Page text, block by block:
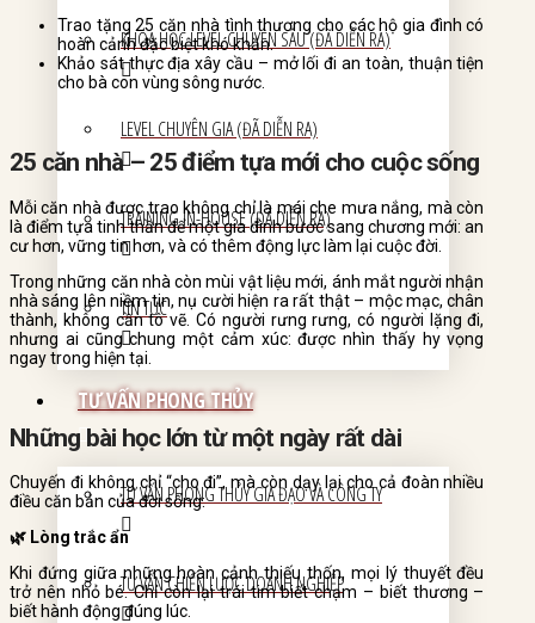
KHÓA HỌC LEVEL CHUYÊN SÂU (ĐÃ DIỄN RA)
LEVEL CHUYÊN GIA (ĐÃ DIỄN RA)
TRAINING IN-HOUSE (ĐÃ DIỄN RA)
TIN TỨC
TƯ VẤN PHONG THỦY
TƯ VẤN PHONG THỦY GIA ĐẠO VÀ CÔNG TY
TƯ VẤN CHIẾN LƯỢC DOANH NGHIỆP
Trao tặng 25 căn nhà tình thương cho các hộ gia đình có
hoàn cảnh đặc biệt khó khăn.
Khảo sát thực địa xây cầu – mở lối đi an toàn, thuận tiện
cho bà con vùng sông nước.
25 căn nhà – 25 điểm tựa mới cho cuộc sống
Mỗi căn nhà được trao không chỉ là mái che mưa nắng, mà còn
là điểm tựa tinh thần để một gia đình bước sang chương mới: an
cư hơn, vững tin hơn, và có thêm động lực làm lại cuộc đời.
Trong những căn nhà còn mùi vật liệu mới, ánh mắt người nhận
nhà sáng lên niềm tin, nụ cười hiện ra rất thật – mộc mạc, chân
thành, không cần tô vẽ. Có người rưng rưng, có người lặng đi,
nhưng ai cũng chung một cảm xúc: được nhìn thấy hy vọng
ngay trong hiện tại.
Những bài học lớn từ một ngày rất dài
Chuyến đi không chỉ “cho đi”, mà còn dạy lại cho cả đoàn nhiều
điều căn bản của đời sống:
🌿 Lòng trắc ẩn
Khi đứng giữa những hoàn cảnh thiếu thốn, mọi lý thuyết đều
trở nên nhỏ bé. Chỉ còn lại trái tim biết chạm – biết thương –
biết hành động đúng lúc.